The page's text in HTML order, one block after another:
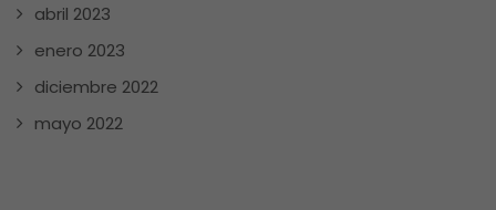
abril 2023
enero 2023
diciembre 2022
mayo 2022